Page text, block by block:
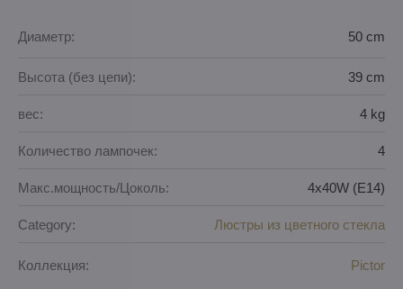
Диаметр: 50 cm
Высота (без цепи): 39 cm
вес: 4 kg
Количество лампочек: 4
Макс.мощность/Цоколь: 4x40W (E14)
Category: Люстры из цветного стекла
Коллекция: Pictor